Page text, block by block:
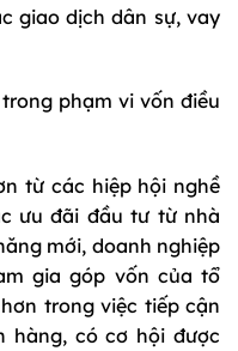
giao dịch dân sự, vay
phạm vi vốn điều
từ các hiệp hội nghề
ưu đãi đầu tư từ nhà
mới, doanh nghiệp
gia góp vốn của tổ
trong việc tiếp cận
hàng, có cơ hội được